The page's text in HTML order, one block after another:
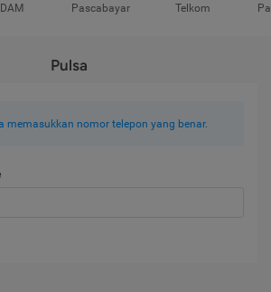
Pascabayar Telkom
Pulsa
memasukkan nomor telepon yang benar.